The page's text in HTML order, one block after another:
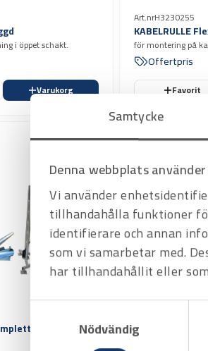
Samtycke
Denna webbplats
Vi använder
tillhandahålla funktioner
identifierare och annan
som vi samarbetar med.
har tillhandahållit eller
Nödvändig
i öppet schakt.
Varukorg
Art.nrH3230255
KABELRULLE
för montering på
Offertpris
Favorit
Hyrprodukt
Hyrprodukt
KABELBOCK 6
För trummor K8 - K24